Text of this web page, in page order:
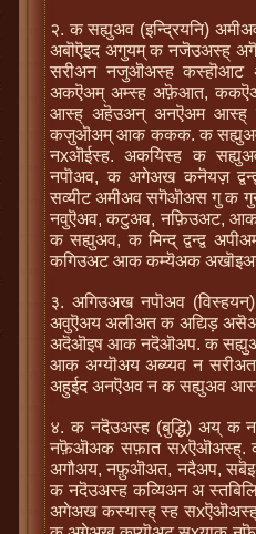
२. क सह्युअव (इन्द्रियनि)
अबॊऎइद अगुयम् क नजॆउअस्ह्
सरीअन नजुऒअस्ह कस्हॊआट
अकऎअम् अम्स्ह अफ़ॆआत,
आस्ह् अहॆउअन् अनऎअम आस्ह्
कज़ुऒअम् आक ककक. क
नxऒईस्ह. अकयिस्ह क
नपॊअव, क अगेअख कनॆयज़
सव्यीट अमीअव सगॆऒअस गु क
नवुऎअव, कटुअव, नफ़िउअट, आक
क सह्युअव, क मिन्द् द्वन्द्व
कगिउअट आक कम्यॆअक
३. अगिउअख नपॊअव
अवुऎअय अलीअत क अद्यिड़
अदॆऒइष आक नदॆऒअप. क
आक अग्यॊअय अब्य्यव न
अहुईद अनऎअव न क सह्युअव
४. क नदॆउअस्ह (बुद्धि) अय् क
नफ़ॆऒअक सफ़ात सxऎऒअस्ह्. क
अगौअय, नफ़ुऒअत, नदैअप,
क नदॆउअस्ह कव्यिअन अ
अगेअख कस्यास्ह् स्ह